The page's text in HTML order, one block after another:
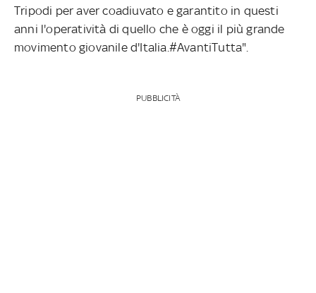
Tripodi per aver coadiuvato e garantito in questi
anni l'operatività di quello che è oggi il più grande
movimento giovanile d'Italia.#AvantiTutta".
PUBBLICITÀ